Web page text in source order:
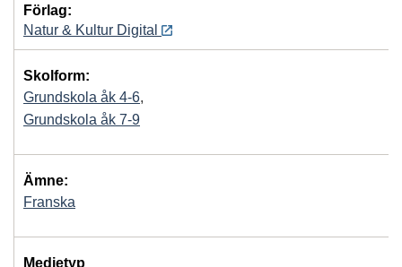
Förlag:
Natur & Kultur Digital
Skolform:
Grundskola åk 4-6,
Grundskola åk 7-9
Ämne:
Franska
Medietyp